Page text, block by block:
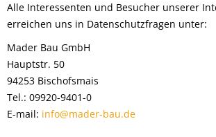
Alle Interessenten und Besucher unserer
erreichen uns in Datenschutzfragen unter:
Mader Bau GmbH
Hauptstr. 50
94253 Bischofsmais
Tel.: 09920-9401-0
E-mail: info@mader-bau.de